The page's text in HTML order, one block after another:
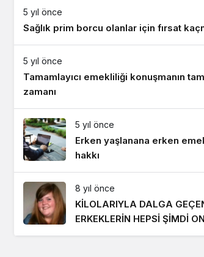
5 yıl önce
Sağlık prim borcu olanlar için fırsat
5 yıl önce
Tamamlayıcı emekliliği konuşmanın
zamanı
5 yıl önce
Erken yaşlanana erken
hakkı
8 yıl önce
KİLOLARIYLA DALGA
ERKEKLERİN HEPSİ ŞİMDİ
PEŞİNDE! SON HALİ